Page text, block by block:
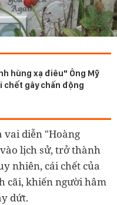
hùng xạ điêu" Ông Mỹ
chết gây chấn động
vai diễn "Hoàng
lịch sử, trở thành
nhiên, cái chết của
cãi, khiến người hâm
dứt.